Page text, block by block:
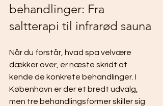
behandlinger: Fra
saltterapi til infrarød sauna
Når du forstår, hvad spa velvære
dækker over, er næste skridt at
kende de konkrete behandlinger. I
København er der et bredt udvalg,
men tre behandlingsformer skiller sig